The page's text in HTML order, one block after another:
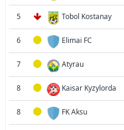
5 Tobol Kostanay
6 Elimai FC
7 Atyrau
8 Kaisar Kyzylorda
8 FK Aksu